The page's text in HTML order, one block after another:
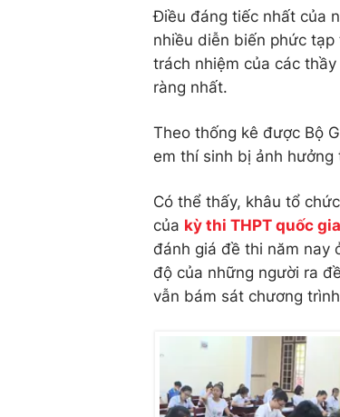
Điều đáng tiếc nhất của
nhiều diễn biến phức
trách nhiệm của các
ràng nhất.
Theo thống kê được Bộ
em thí sinh bị ảnh
Có thể thấy, khâu tổ
của kỳ thi THPT quốc gia
đánh giá đề thi năm nay
độ của những người ra
vẫn bám sát chương